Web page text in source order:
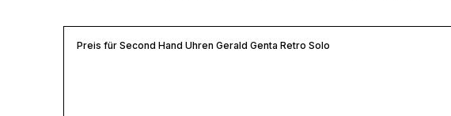
Preis für Second Hand Uhren Gerald Genta Retro Solo